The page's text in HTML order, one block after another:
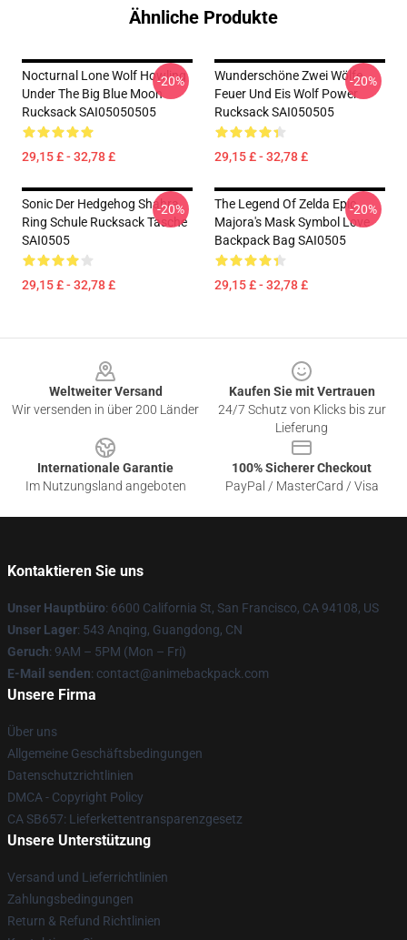
Ähnliche Produkte
Nocturnal Lone Wolf Howling
Under The Big Blue Moon
Rucksack SAI05050505
29,15 £ - 32,78 £
-20%
Wunderschöne Zwei Wölfe
Feuer Und Eis Wolf Power
Rucksack SAI050505
29,15 £ - 32,78 £
-20%
Sonic Der Hedgehog Shahra
Ring Schule Rucksack Tasche
SAI0505
29,15 £ - 32,78 £
-20%
The Legend Of Zelda Epic
Majora's Mask Symbol Love
Backpack Bag SAI0505
29,15 £ - 32,78 £
-20%
Weltweiter Versand
Wir versenden in über 200 Länder
Kaufen Sie mit Vertrauen
24/7 Schutz von Klicks bis zur
Lieferung
Internationale Garantie
Im Nutzungsland angeboten
100% Sicherer Checkout
PayPal / MasterCard / Visa
Kontaktieren Sie uns
Unser Hauptbüro: 6600 California St, San Francisco, CA 94108, US
Unser Lager: 543 Anqing, Guangdong, CN
Geruch: 9AM – 5PM (Mon – Fri)
E-Mail senden: contact@animebackpack.com
Unsere Firma
Über uns
Allgemeine Geschäftsbedingungen
Datenschutzrichtlinien
DMCA - Copyright Policy
CA SB657: Lieferkettentransparenzgesetz
Unsere Unterstützung
Versand und Lieferrichtlinien
Zahlungsbedingungen
Return & Refund Richtlinien